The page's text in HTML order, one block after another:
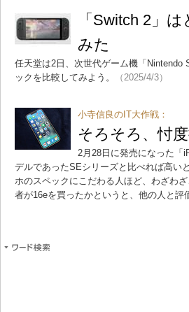
「Switch 2」
みた
任天堂は2日、次世代ゲーム機「
ックを比較してみよう。
（2025/4/3）
小寺信良のIT大作戦：
そろそろ、忖
2月28日に発売になった「
デルであったSEシリーズと比べれば高い
ホのスペックにこだわる人ほど、わざわ
者が16eを買ったかというと、他の人と評